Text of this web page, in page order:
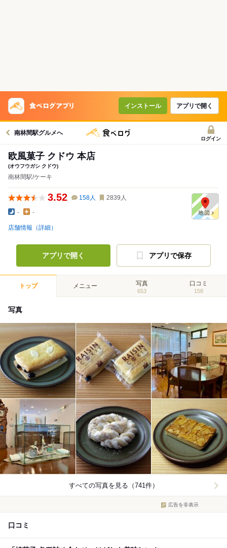
インストール アプリで開く
南林間駅グルメへ
ログイン
欧風菓子 クドウ 本店
(オウフウガシ クドウ)
南林間駅/ケーキ
3.52 158人 2839 人
- -
店舗情報（詳細）
アプリで開く アプリで保存
トップ メニュー 写真
653
口コミ
158
写真
すべての写真を見る（741件）
広告を非表示
口コミ